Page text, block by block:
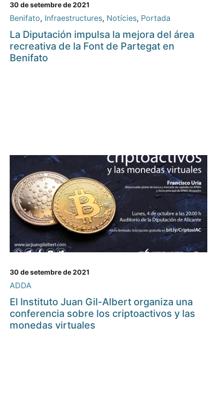
30 de setembre de 2021
Benifato, Infraestructures, Notícies, Portada
La Diputación impulsa la mejora del área
recreativa de la Font de Partegat en
Benifato
30 de setembre de 2021
ADDA
El Instituto Juan Gil-Albert organiza una
conferencia sobre los criptoactivos y las
monedas virtuales